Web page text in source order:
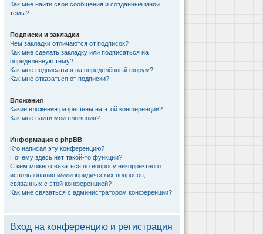
Как мне найти свои сообщения и созданные мной
темы?
Подписки и закладки
Чем закладки отличаются от подписок?
Как мне сделать закладку или подписаться на
определённую тему?
Как мне подписаться на определённый форум?
Как мне отказаться от подписки?
Вложения
Какие вложения разрешены на этой конференции?
Как мне найти мои вложения?
Информация о phpBB
Кто написал эту конференцию?
Почему здесь нет такой-то функции?
С кем можно связаться по вопросу некорректного
использования и/или юридических вопросов,
связанных с этой конференцией?
Как мне связаться с администратором конференции?
Вход на конференцию и регистрация